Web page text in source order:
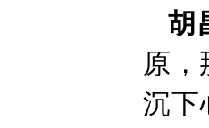
胡
原，
沉下